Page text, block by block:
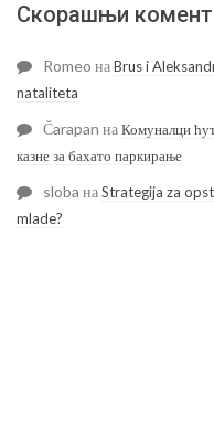
Скорашњи
Romeo наBrus i
nataliteta
Čarapan наКомуналци
казне за бахато паркирање
sloba наStrategija za
mlade?